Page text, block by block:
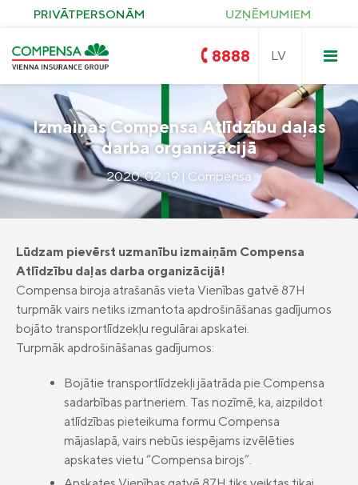
Compensa
Nedzīvības un Seesam veselības
apdrošināšana
Compensa Life
Dzīvības un veselības
OCTA
KASKO
Saules paneļu apdrošināšana
Pirkuma apdrošināšana
Ceļojumu apdrošināšana
Civiltiesiskās atbildības apdrošināšana
Seesam kritisko saslimšanu apdrošināšana
Compensa Seesam veselības
apdrošināšana
Compensa Life Veselības apdrošināšana
Compensa Life Veselības apdrošināšana
juridiskām personām
Compensa Nelaimes gadījumu
Compensa Life Nelaimes gadījumu
apdrošināšana
Golfa spēlētāju apdrošināšana
Dzīvības apdrošināšana
PRIVĀTPERSONĀM UZŅĒMUMIEM
8888
Izmaiņas Compensa Atlīdzību daļas
darba organizācijā
2020. 02. 19 | Compensa
Lūdzam pievērst uzmanību izmaiņām Compensa
Atlīdzību daļas darba organizācijā!
Compensa biroja atrašanās vieta Vienības gatvē 87H
turpmāk vairs netiks izmantota apdrošināšanas gadījumos
bojāto transportlīdzekļu regulārai apskatei.
Turpmāk apdrošināšanas gadījumos:
Bojātie transportlīdzekļi jāatrāda pie Compensa
sadarbības partneriem. Tas nozīmē, ka, aizpildot
atlīdzības pieteikuma formu Compensa
mājaslapā, vairs nebūs iespējams izvēlēties
apskates vietu “Compensa birojs”.